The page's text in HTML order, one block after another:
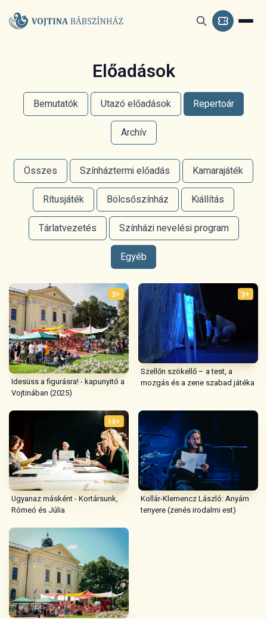
Előadások
Bemutatók Utazó előadások
Repertoár
Archív
Összes Színháztermi előadás
Kamarajáték
Rítusjáték
Bölcsőszínház
Kiállítás
Tárlatvezetés
Színházi nevelési program
Egyéb
3+
Idesüss a figurásra! - kapunyitó a
Vojtinában (2025)
3+
Szellőn szökellő – a test, a
mozgás és a zene szabad játéka
14+
Ugyanaz másként - Kortársunk,
Rómeó és Júlia
Kollár-Klemencz László: Anyám
tenyere (zenés irodalmi est)